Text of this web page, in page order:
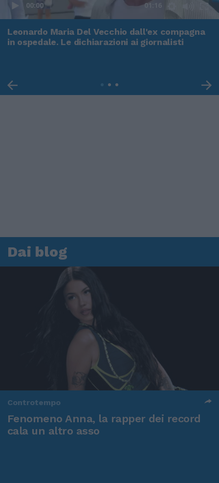
00:00 01:16
Leonardo Maria Del Vecchio dall'ex compagna
in ospedale. Le dichiarazioni ai giornalisti
Dai blog
Controtempo
Fenomeno Anna, la rapper dei record
cala un altro asso